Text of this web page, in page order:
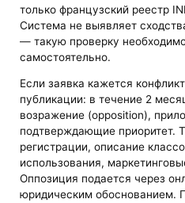
только французский реестр
Система не выявляет
— такую проверку
самостоятельно.
Если заявка кажется
публикации: в течение 2
возражение (opposition),
подтверждающие приоритет.
регистрации, описание
использования,
Оппозиция подается через
юридическим обоснованием.